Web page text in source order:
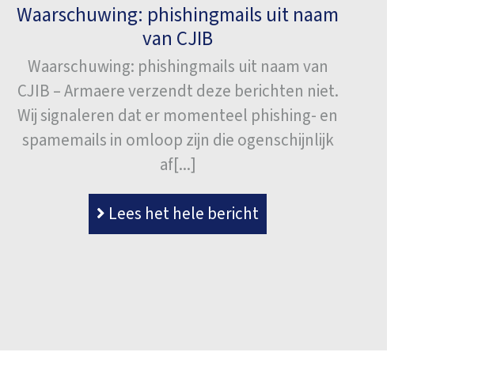
Waarschuwing: phishingmails uit naam
van CJIB
Waarschuwing: phishingmails uit naam van
CJIB – Armaere verzendt deze berichten niet.
Wij signaleren dat er momenteel phishing- en
spamemails in omloop zijn die ogenschijnlijk
af[...]
Lees het hele bericht